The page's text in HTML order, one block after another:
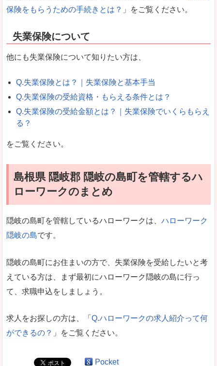
保険をもらうための手続きとは？ 」をご覧ください。
失業保険について
他にも失業保険について知りたい方は、
Q.失業保険とは？｜失業保険と基本手当
Q.失業保険の受給資格・もらえる条件とは？
Q.失業保険の受給金額とは？｜失業保険でいくらもらえ
る？
をご覧ください。
島根県 隠岐郡 隠岐の島町を管轄するハ
ローワークのまとめ
隠岐の島町を管轄しているハローワークは、 ハローワーク
隠岐の島です。
隠岐の島町にお住まいの方で、失業保険を受給したいと考
えている方は、まず最初にハローワーク隠岐の島に行っ
て、求職申込をしましょう。
求人をお探しの方は、「 Q.ハローワークの求人紹介って何
ができるの？ 」をご覧ください。
Pocket